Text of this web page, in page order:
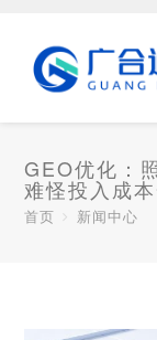
GEO优化：
难怪投入成
首页 新闻中心